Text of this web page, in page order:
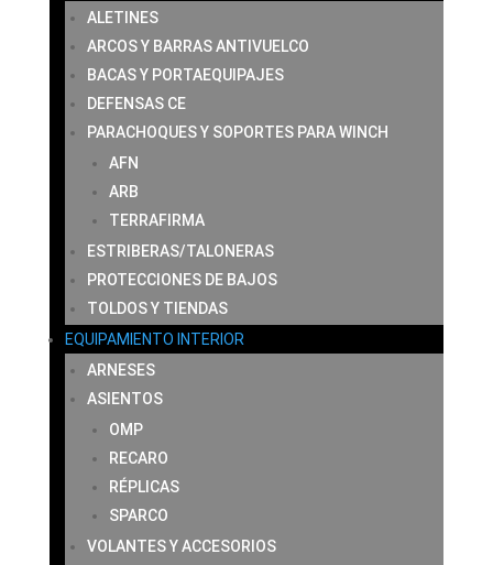
ALETINES
ARCOS Y BARRAS ANTIVUELCO
BACAS Y PORTAEQUIPAJES
DEFENSAS CE
PARACHOQUES Y SOPORTES PARA WINCH
AFN
ARB
TERRAFIRMA
ESTRIBERAS/TALONERAS
PROTECCIONES DE BAJOS
TOLDOS Y TIENDAS
EQUIPAMIENTO INTERIOR
ARNESES
ASIENTOS
OMP
RECARO
RÉPLICAS
SPARCO
VOLANTES Y ACCESORIOS